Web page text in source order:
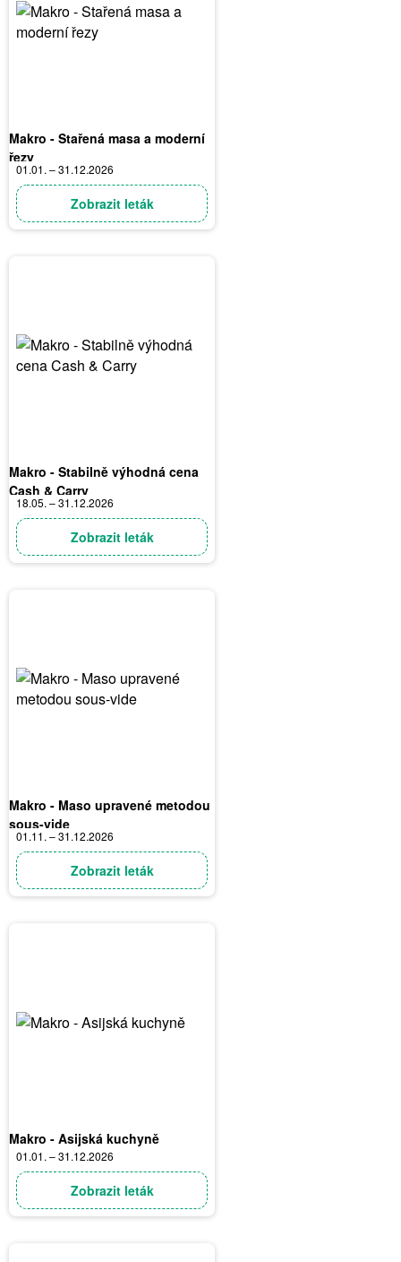
Makro - Stařená masa a moderní
řezy
01.01. – 31.12.2026
Zobrazit leták
Makro - Stabilně výhodná cena
Cash & Carry
18.05. – 31.12.2026
Zobrazit leták
Makro - Maso upravené metodou
sous-vide
01.11. – 31.12.2026
Zobrazit leták
Makro - Asijská kuchyně
01.01. – 31.12.2026
Zobrazit leták